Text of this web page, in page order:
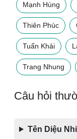
Mạnh Hùng
Thiên Phúc
Tuấn Khải
Trang Nhung
Câu hỏi
Tên Diệu